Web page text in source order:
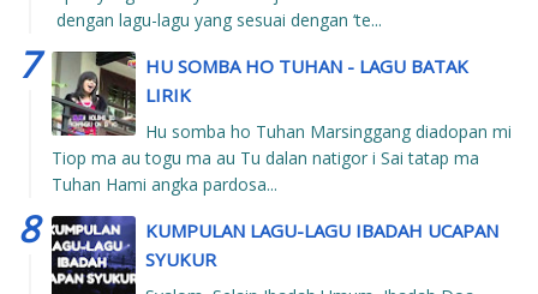
dengan lagu-lagu yang sesuai dengan ‘te...
HU SOMBA HO TUHAN - LAGU BATAK
LIRIK
Hu somba ho Tuhan Marsinggang diadopan mi
Tiop ma au togu ma au Tu dalan natigor i Sai tatap ma
Tuhan Hami angka pardosa...
KUMPULAN LAGU-LAGU IBADAH UCAPAN
SYUKUR